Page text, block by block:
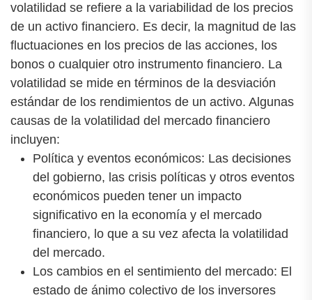
volatilidad se refiere a la variabilidad de los precios
de un activo financiero. Es decir, la magnitud de las
fluctuaciones en los precios de las acciones, los
bonos o cualquier otro instrumento financiero. La
volatilidad se mide en términos de la desviación
estándar de los rendimientos de un activo. Algunas
causas de la volatilidad del mercado financiero
incluyen:
Política y eventos económicos: Las decisiones
del gobierno, las crisis políticas y otros eventos
económicos pueden tener un impacto
significativo en la economía y el mercado
financiero, lo que a su vez afecta la volatilidad
del mercado.
Los cambios en el sentimiento del mercado: El
estado de ánimo colectivo de los inversores